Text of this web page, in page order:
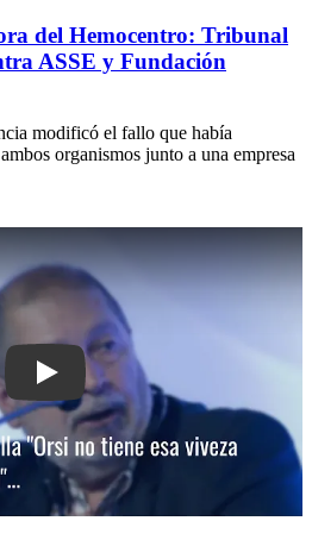
del Hemocentro: Tribunal
ASSE y Fundación
modificó el fallo que había
organismos junto a una empresa
Play: Columna de Danilo Arbilla: